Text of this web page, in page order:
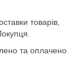
товарів,
та оплачено